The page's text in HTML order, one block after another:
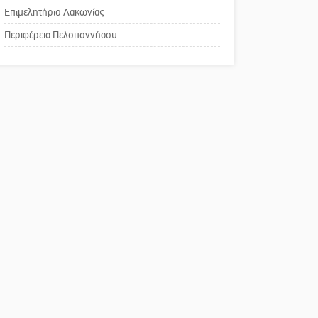
Το δικό σας σχόλιο:
Παράδειγμα κοινωνικής
Επιμελητήριο Λακωνίας
Περιφέρεια Πελοποννήσου